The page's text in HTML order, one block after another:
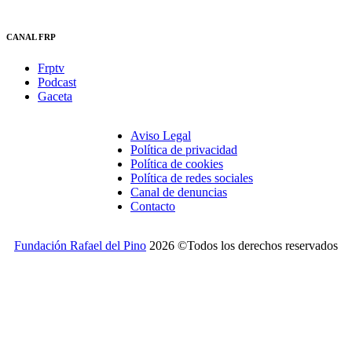
CANAL FRP
Frptv
Podcast
Gaceta
Aviso Legal
Política de privacidad
Política de cookies
Política de redes sociales
Canal de denuncias
Contacto
Fundación Rafael del Pino 2026 ©Todos los derechos reservados